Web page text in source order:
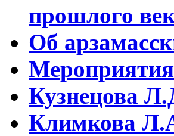
прошлого
Об
Кузнецова
Климкова